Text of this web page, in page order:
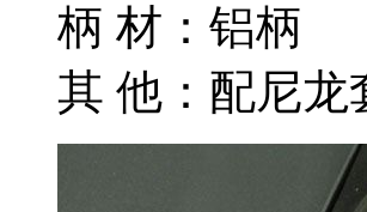
柄 材：铝柄
其 他：配尼龙